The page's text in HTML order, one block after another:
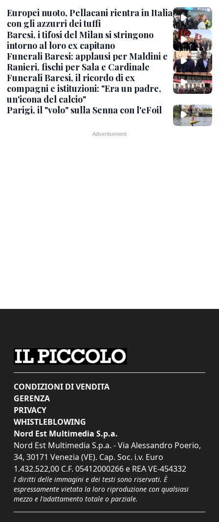
Europei nuoto, Pellacani rientra in Italia
con gli azzurri dei tuffi
Baresi, i tifosi del Milan si stringono
intorno al loro ex capitano
Funerali Baresi: applausi per Maldini e
Ranieri, fischi per Sala e Cardinale
Funerali Baresi, il ricordo di ex
compagni e istituzioni: "Era un padre,
un'icona del calcio"
Parigi, il "volo" sulla Senna con l'eFoil
CONDIZIONI DI VENDITA
GERENZA
PRIVACY
WHISTLEBLOWING
Nord Est Multimedia S.p.a.
Nord Est Multimedia S.p.a. - Via Alessandro Poerio,
34, 30171 Venezia (VE). Cap. Soc. i.v. Euro
1.432.522,00 C.F. 05412000266 e REA VE-454332
I diritti delle immagini e dei testi sono riservati. È
espressamente vietata la loro riproduzione con qualsiasi
mezzo e l'adattamento totale o parziale.